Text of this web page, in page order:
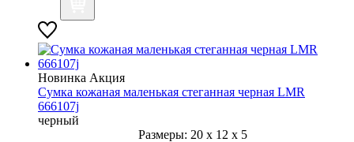
Новинка Акция
Сумка кожаная маленькая стеганная черная LMR
666107j
черный
Размеры: 20 x 12 x 5